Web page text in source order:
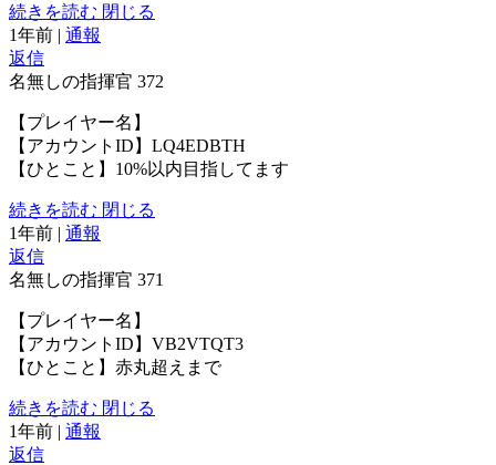
続きを読む 閉じる
1年前 | 通報
返信
名無しの指揮官 372
【プレイヤー名】
【アカウントID】LQ4EDBTH
【ひとこと】10%以内目指してます
続きを読む 閉じる
1年前 | 通報
返信
名無しの指揮官 371
【プレイヤー名】
【アカウントID】VB2VTQT3
【ひとこと】赤丸超えまで
続きを読む 閉じる
1年前 | 通報
返信